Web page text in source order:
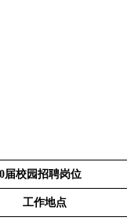
届校园招聘岗位
工作地点